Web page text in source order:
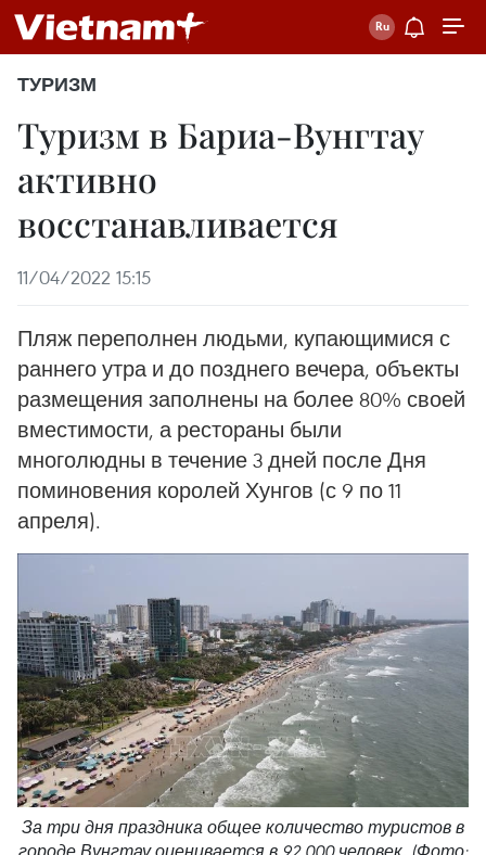
ТУРИЗМ
Туризм в Бариа-Вунгтау
активно
восстанавливается
11/04/2022 15:15
Пляж переполнен людьми, купающимися с
раннего утра и до позднего вечера, объекты
размещения заполнены на более 80% своей
вместимости, а рестораны были
многолюдны в течение 3 дней после Дня
поминовения королей Хунгов (с 9 по 11
апреля).
За три дня праздника общее количество туристов в